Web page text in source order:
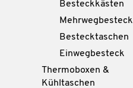
Besteckkästen
Mehrwegbesteck
Bestecktaschen
Einwegbesteck
Thermoboxen &
Kühltaschen